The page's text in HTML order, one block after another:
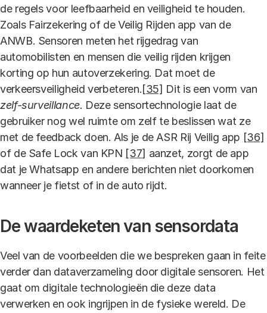
de regels voor leefbaarheid en veiligheid te houden.
Zoals Fairzekering of de Veilig Rijden app van de
ANWB. Sensoren meten het rijgedrag van
automobilisten en mensen die veilig rijden krijgen
korting op hun autoverzekering. Dat moet de
verkeersveiligheid verbeteren.[35] Dit is een vorm van
zelf-surveillance. Deze sensortechnologie laat de
gebruiker nog wel ruimte om zelf te beslissen wat ze
met de feedback doen. Als je de ASR Rij Veilig app [36]
of de Safe Lock van KPN [37] aanzet, zorgt de app
dat je Whatsapp en andere berichten niet doorkomen
wanneer je fietst of in de auto rijdt.
De waardeketen van sensordata
Veel van de voorbeelden die we bespreken gaan in feite
verder dan dataverzameling door digitale sensoren. Het
gaat om digitale technologieën die deze data
verwerken en ook ingrijpen in de fysieke wereld. De